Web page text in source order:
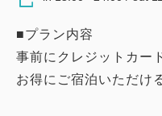
■プラン内容
事前にクレジットカー
お得にご宿泊いただけ